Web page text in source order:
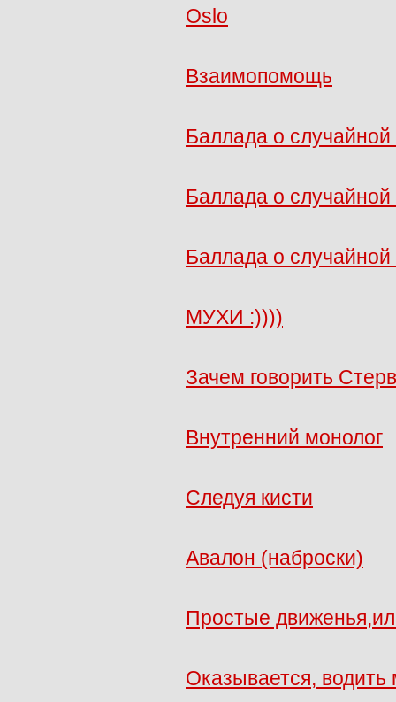
Oslo
Взаимопомощь
Баллада о
Баллада о
Баллада о
МУХИ :))))
Зачем говорить
Внутренний монолог
Следуя кисти
Авалон (наброски)
Простые
Оказывается,